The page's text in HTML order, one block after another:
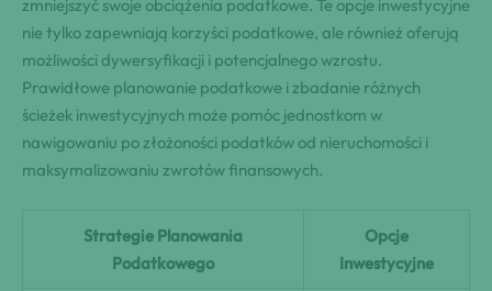
zmniejszyć swoje obciążenia podatkowe. Te opcje inwestycyjne
nie tylko zapewniają korzyści podatkowe, ale również oferują
możliwości dywersyfikacji i potencjalnego wzrostu.
Prawidłowe planowanie podatkowe i zbadanie różnych
ścieżek inwestycyjnych może pomóc jednostkom w
nawigowaniu po złożoności podatków od nieruchomości i
maksymalizowaniu zwrotów finansowych.
Strategie Planowania
Podatkowego
Opcje
Inwestycyjne